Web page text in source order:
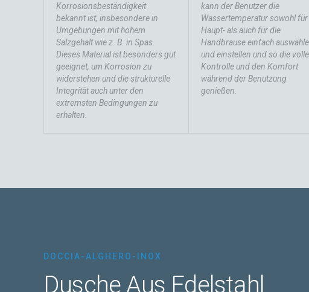
Korrosionsbeständigkeit
bekannt ist, insbesondere in
Umgebungen mit hohem
Salzgehalt wie z. B. in Spas.
Dieses Material ist besonders gut
geeignet, um Korrosion zu
widerstehen und die strukturelle
Integrität auch unter den
extremsten Bedingungen zu
erhalten.
kann der Benutzer die
Wassertemperatur sowohl für
Haupt- als auch für die
Handbrause einfach
und einstellen und so die volle
Kontrolle und den Komfort
während der Benutzung
genießen.
DOCCIA-ALGHERO-INOX
Dusche Aus Edelstahl